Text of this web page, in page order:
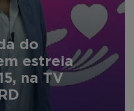
do
estreia
na TV